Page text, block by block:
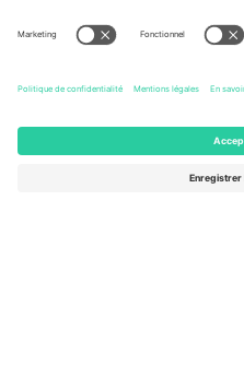
TixProtect
Programme d'affiliation